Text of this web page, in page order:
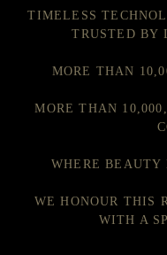
TIMELESS
TRUSTED BY
MORE THAN
MORE THAN
WHERE BEAUTY
WE HONOUR THIS
WITH A